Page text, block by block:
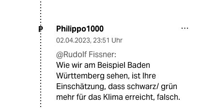
P Philippo1000
02.04.2023, 23:51 Uhr
@Rudolf Fissner:
Wie wir am Beispiel Baden
Württemberg sehen, ist Ihre
Einschätzung, dass schwarz/ grün
mehr für das Klima erreicht, falsch.